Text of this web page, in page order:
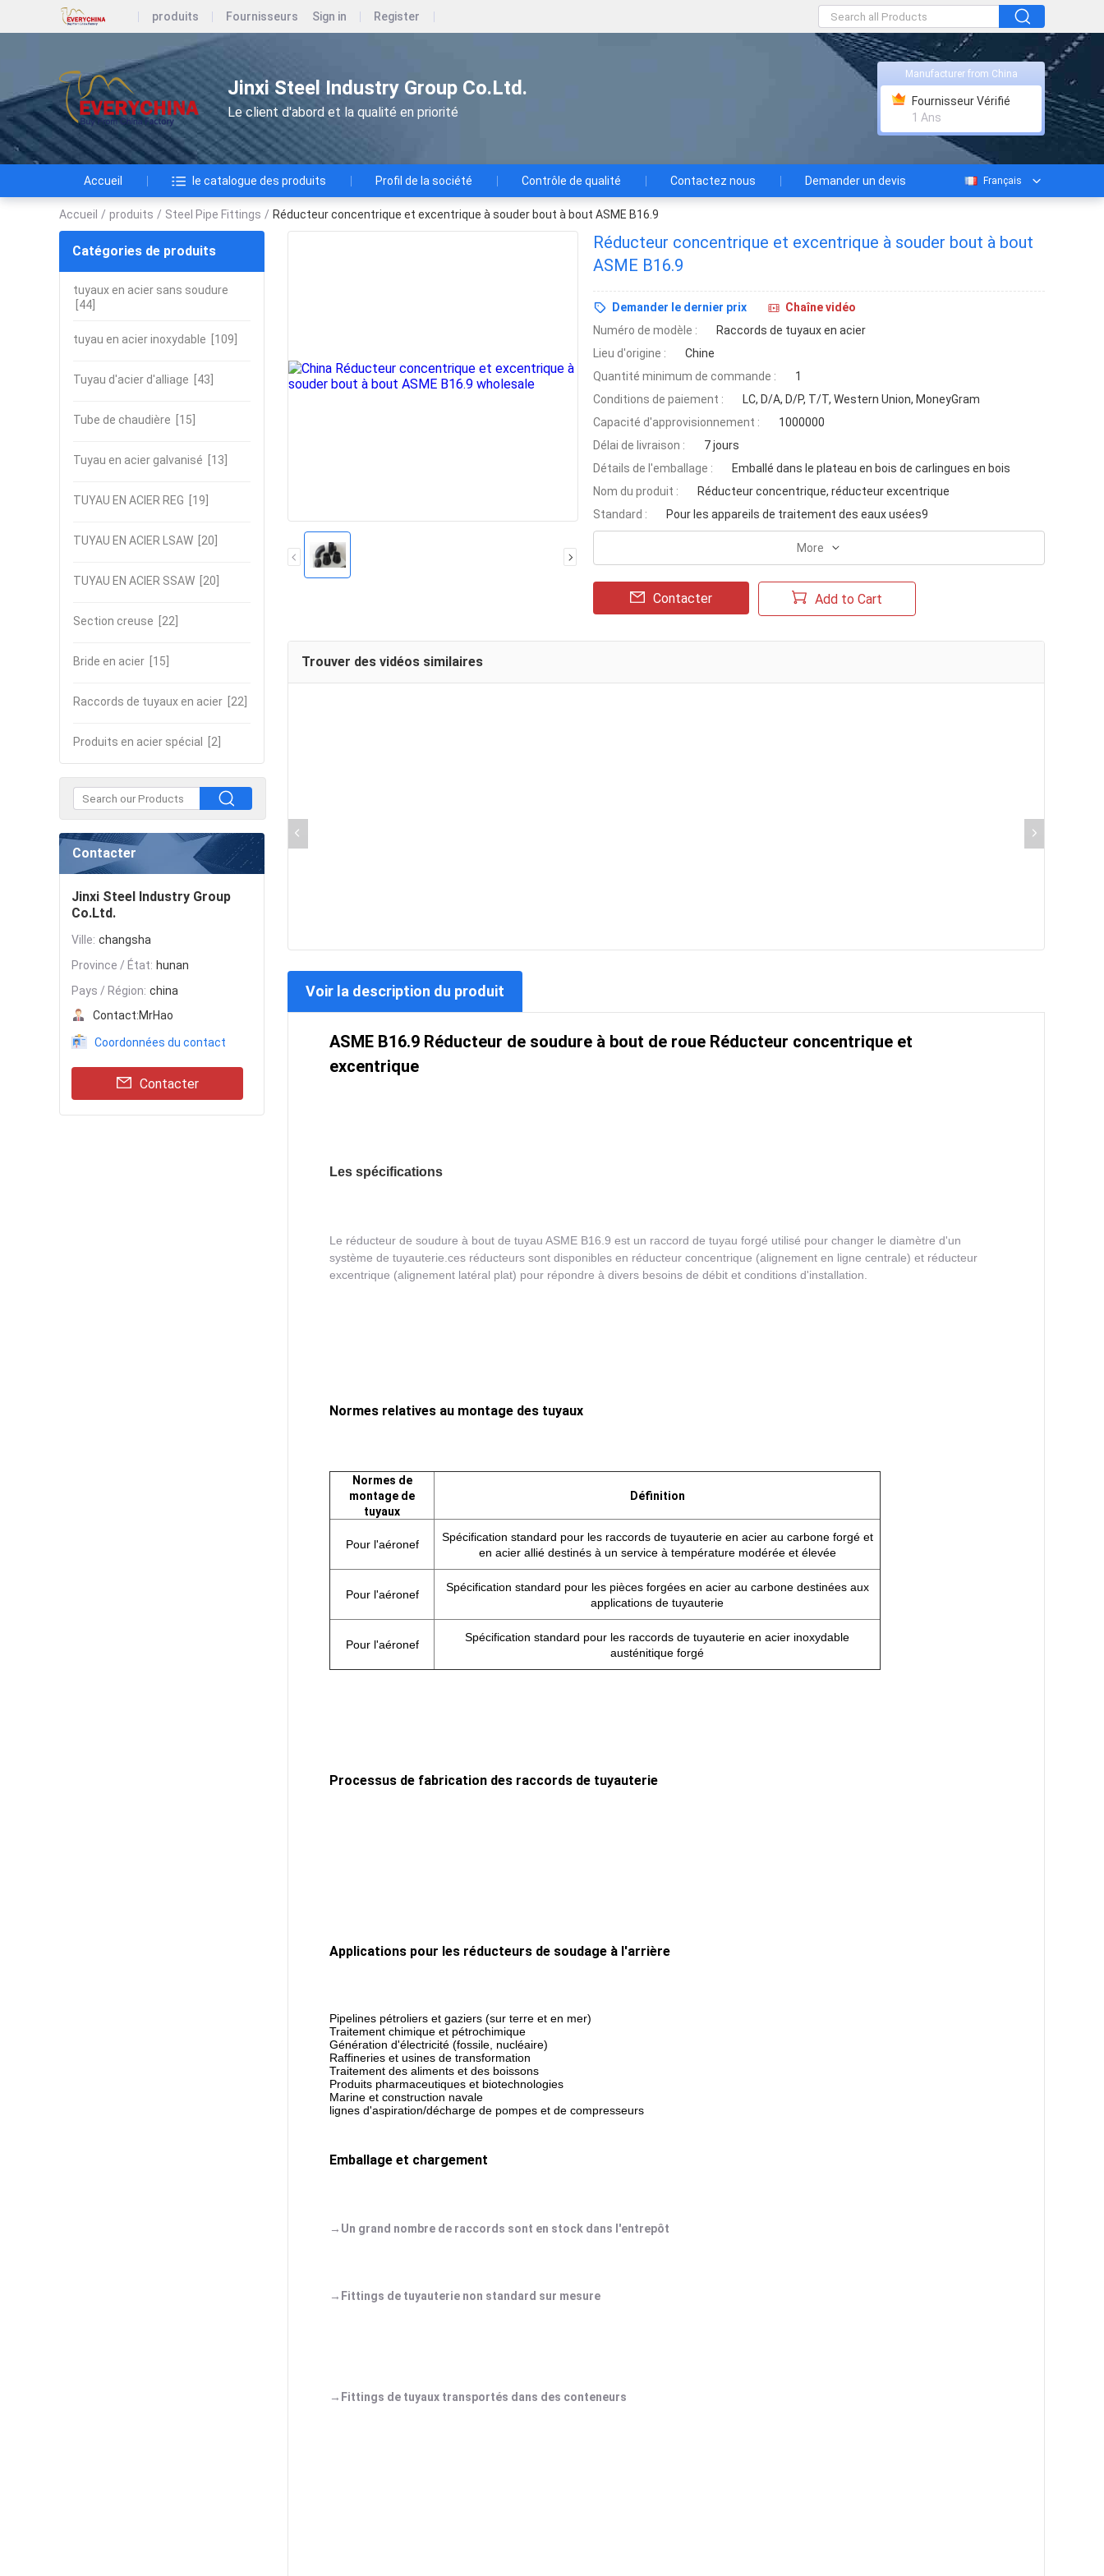
produits Fournisseurs Sign in Register
Jinxi Steel Industry Group Co.Ltd.
Le client d'abord et la qualité en priorité
Manufacturer from China
Fournisseur Vérifié
1 Ans
Accueil le catalogue des produits Profil de la société Contrôle de qualité Contactez nous Demander un devis Français
Accueil / produits / Steel Pipe Fittings / Réducteur concentrique et excentrique à souder bout à bout ASME B16.9
Catégories de produits
tuyaux en acier sans soudure
[44]
tuyau en acier inoxydable [109]
Tuyau d'acier d'alliage [43]
Tube de chaudière [15]
Tuyau en acier galvanisé [13]
TUYAU EN ACIER REG [19]
TUYAU EN ACIER LSAW [20]
TUYAU EN ACIER SSAW [20]
Section creuse [22]
Bride en acier [15]
Raccords de tuyaux en acier [22]
Produits en acier spécial [2]
Contacter
Jinxi Steel Industry Group
Co.Ltd.
Ville: changsha
Province / État: hunan
Pays / Région: china
Contact:MrHao
Coordonnées du contact
Contacter
Réducteur concentrique et excentrique à souder bout à bout
ASME B16.9
Demander le dernier prix
Chaîne vidéo
Numéro de modèle :
Raccords de tuyaux en acier
Lieu d'origine :
Chine
Quantité minimum de commande :
1
Conditions de paiement :
LC, D/A, D/P, T/T, Western Union, MoneyGram
Capacité d'approvisionnement :
1000000
Délai de livraison :
7 jours
Détails de l'emballage :
Emballé dans le plateau en bois de carlingues en bois
Nom du produit :
Réducteur concentrique, réducteur excentrique
Standard :
Pour les appareils de traitement des eaux usées9
More
Contacter Add to Cart
Trouver des vidéos similaires
Voir la description du produit
ASME B16.9 Réducteur de soudure à bout de roue Réducteur concentrique et
excentrique
Les spécifications
Le réducteur de soudure à bout de tuyau ASME B16.9 est un raccord de tuyau forgé utilisé pour changer le diamètre d'un
système de tuyauterie.ces réducteurs sont disponibles en réducteur concentrique (alignement en ligne centrale) et réducteur
excentrique (alignement latéral plat) pour répondre à divers besoins de débit et conditions d'installation.
Normes relatives au montage des tuyaux
Normes de
montage de
tuyaux
Définition
Pour l'aéronef
Spécification standard pour les raccords de tuyauterie en acier au carbone forgé et
en acier allié destinés à un service à température modérée et élevée
Pour l'aéronef
Spécification standard pour les pièces forgées en acier au carbone destinées aux
applications de tuyauterie
Pour l'aéronef
Spécification standard pour les raccords de tuyauterie en acier inoxydable
austénitique forgé
Processus de fabrication des raccords de tuyauterie
Applications pour les réducteurs de soudage à l'arrière
Pipelines pétroliers et gaziers (sur terre et en mer)
Traitement chimique et pétrochimique
Génération d'électricité (fossile, nucléaire)
Raffineries et usines de transformation
Traitement des aliments et des boissons
Produits pharmaceutiques et biotechnologies
Marine et construction navale
lignes d'aspiration/décharge de pompes et de compresseurs
Emballage et chargement
→Un grand nombre de raccords sont en stock dans l'entrepôt
→Fittings de tuyauterie non standard sur mesure
→Fittings de tuyaux transportés dans des conteneurs